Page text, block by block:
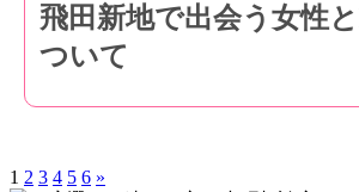
飛田新地で出会う女性
ついて
1 2 3 4 5 6 »